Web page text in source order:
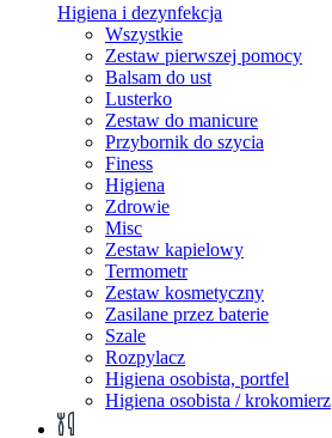
Higiena i dezynfekcja
Wszystkie
Zestaw pierwszej pomocy
Balsam do ust
Lusterko
Zestaw do manicure
Przybornik do szycia
Finess
Higiena
Zdrowie
Misc
Zestaw kapielowy
Termometr
Zestaw kosmetyczny
Zasilane przez baterie
Szale
Rozpylacz
Higiena osobista, portfel
Higiena osobista / krokomierz